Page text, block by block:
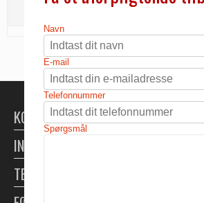
KONTAKT
INFORMATION
TELTUDLEJNING
Navn
E-mail
Telefonnummer
Spørgsmål